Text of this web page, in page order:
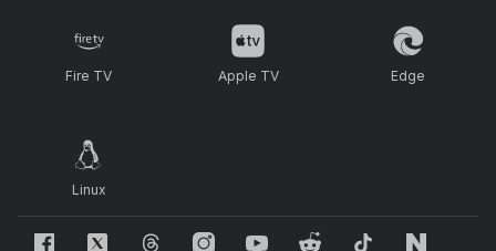
Fire TV Apple TV Edge
Linux